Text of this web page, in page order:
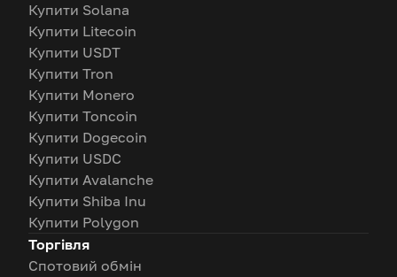
Купити Solana
Купити Litecoin
Купити USDT
Купити Tron
Купити Monero
Купити Toncoin
Купити Dogecoin
Купити USDC
Купити Avalanche
Купити Shiba Inu
Купити Polygon
Торгівля
Спотовий обмін